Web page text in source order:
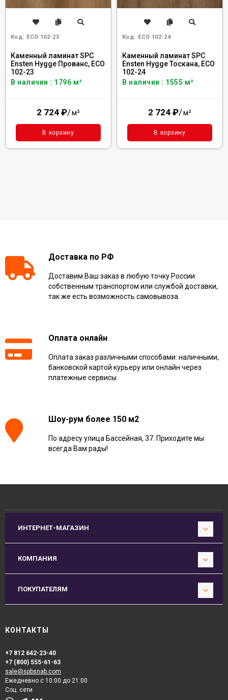
Код: ECO 102-23
Каменный ламинат SPC
Ensten Hygge Прованс, ECO
102-23
В наличии : 1796 м²
2 724 ₽/м²
В корзину
Код: ECO 102-24
Каменный ламинат SPC
Ensten Hygge Тоскана, ECO
102-24
В наличии : 1555 м²
2 724 ₽/м²
В корзину
Доставка по РФ
Доставим Ваш заказ в любую точку России
собственным транспортом или службой доставки,
так же есть возможность самовывоза.
Оплата онлайн
Оплата заказ различными способами: наличными,
банковской картой курьеру или онлайн через
платежные сервисы
Шоу-рум более 150 м2
По адресу улица Бассейная, 37. Приходите мы
всегда Вам рады!
ИНТЕРНЕТ-МАГАЗИН
КОМПАНИЯ
ПОКУПАТЕЛЯМ
КОНТАКТЫ
+7 812 642-23-40
+7 (800) 555-61-63
sale@spbsnab.com
Ежедневно с 10:00 до 21:00
Соц. сети